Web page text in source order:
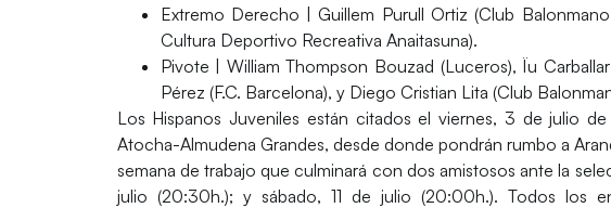
Extremo Derecho | Guillem Purull Ortiz (Club
Cultura Deportivo Recreativa Anaitasuna).
Pivote | William Thompson Bouzad (Luceros), Ïu
Pérez (F.C. Barcelona), y Diego Cristian Lita (Club
Los Hispanos Juveniles están citados el viernes, 3 de julio
Atocha-Almudena Grandes, desde donde pondrán rumbo a
semana de trabajo que culminará con dos amistosos ante la
julio (20:30h.); y sábado, 11 de julio (20:00h.). Todos los